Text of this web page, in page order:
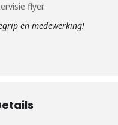
flyer.
en medewerking!